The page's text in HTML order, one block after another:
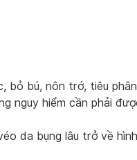
bú, nôn trớ, tiêu
nguy hiểm cần phải
da bụng lâu trở về